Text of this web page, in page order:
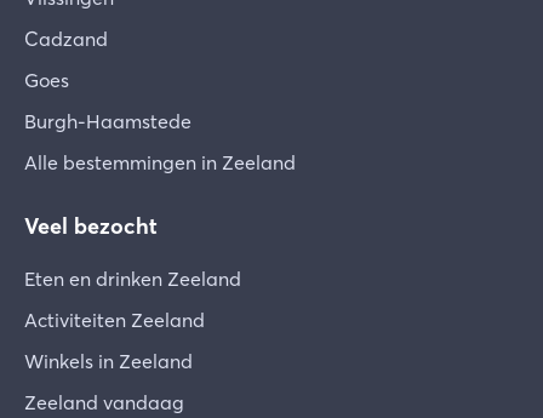
Cadzand
Goes
Burgh-Haamstede
Alle bestemmingen in Zeeland
Veel bezocht
Eten en drinken Zeeland
Activiteiten Zeeland
Winkels in Zeeland
Zeeland vandaag